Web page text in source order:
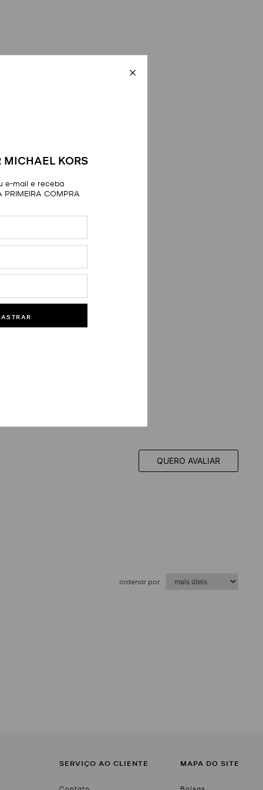
MICHAEL KORS
e-mail e receba
PRIMEIRA COMPRA
QUERO AVALIAR
ordenar por
SERVIÇO AO CLIENTE
Contato
MAPA DO SITE
Bolsas